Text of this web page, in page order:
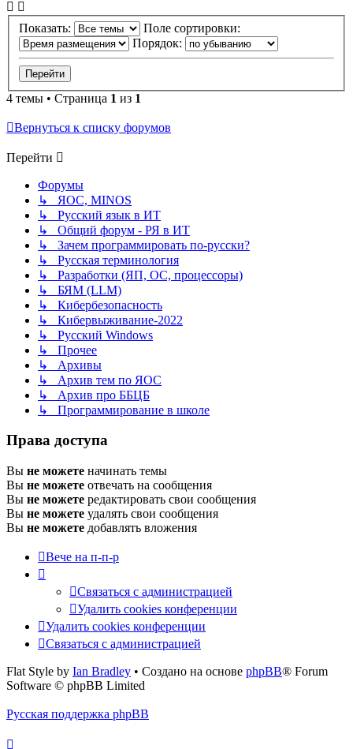
Показать:
Поле сортировки:
Порядок:
4 темы • Страница 1 из 1
Вернуться к списку форумов
Перейти
Форумы
↳ ЯОС, MINOS
↳ Русский язык в ИТ
↳ Общий форум - РЯ в ИТ
↳ Зачем программировать по-русски?
↳ Русская терминология
↳ Разработки (ЯП, ОС, процессоры)
↳ БЯМ (LLM)
↳ Кибербезопасность
↳ Кибервыживание-2022
↳ Русский Windows
↳ Прочее
↳ Архивы
↳ Архив тем по ЯОС
↳ Архив про ББЦБ
↳ Программирование в школе
Права доступа
Вы не можете начинать темы
Вы не можете отвечать на сообщения
Вы не можете редактировать свои сообщения
Вы не можете удалять свои сообщения
Вы не можете добавлять вложения
Вече на п-п-р
Связаться с администрацией
Удалить cookies конференции
Удалить cookies конференции
Связаться с администрацией
Flat Style by Ian Bradley • Создано на основе phpBB® Forum
Software © phpBB Limited
Русская поддержка phpBB